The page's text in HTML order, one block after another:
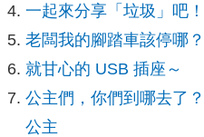
一起來分享「垃圾」吧！
老闆我的腳踏車該停哪？
就甘心的 USB 插座～
公主們，你們到哪去了
公主